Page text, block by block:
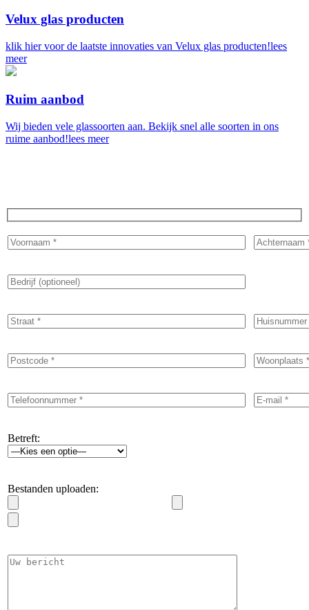
Velux glas producten
klik hier voor de laatste innovaties van Velux glas producten!lees
meer
Ruim aanbod
Wij bieden vele glassoorten aan. Bekijk snel alle soorten in ons
ruime aanbod!lees meer
Betreft:
Bestanden uploaden: